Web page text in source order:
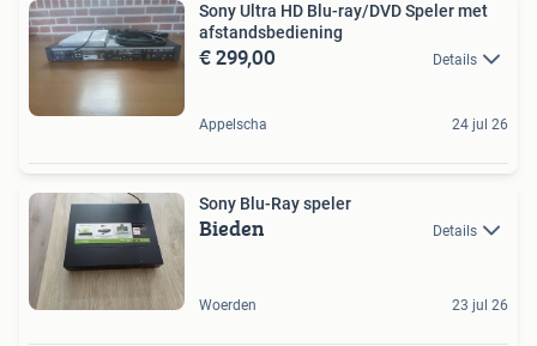
Sony Ultra HD Blu-ray/DVD Speler met
afstandsbediening
€ 299,00 Details
Appelscha 24 jul 26
Sony Blu-Ray speler
Bieden Details
Woerden 23 jul 26